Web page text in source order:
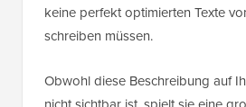
keine perfekt optimierten Texte
schreiben müssen.
Obwohl diese Beschreibung auf